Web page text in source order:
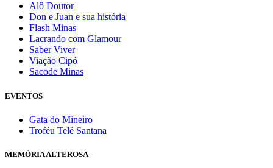
Alô Doutor
Don e Juan e sua história
Flash Minas
Lacrando com Glamour
Saber Viver
Viação Cipó
Sacode Minas
EVENTOS
Gata do Mineiro
Troféu Telê Santana
MEMÓRIA ALTEROSA